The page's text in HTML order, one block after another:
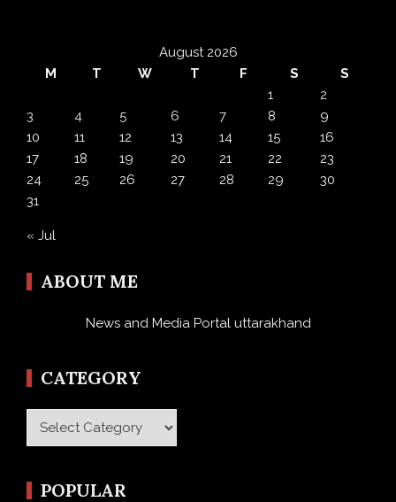
August 2026
M
T W T F S
S
1
2
3
4 5 6 7 8
9
10
11 12 13 14 15
16
17
18 19 20 21 22
23
24
25 26 27 28 29
30
31
« Jul
ABOUT ME
News and Media Portal uttarakhand
CATEGORY
Category
POPULAR